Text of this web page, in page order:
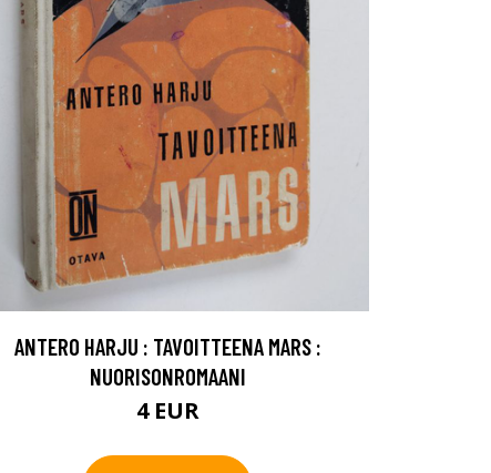
ANTERO HARJU : TAVOITTEENA MARS :
NUORISONROMAANI
4 EUR